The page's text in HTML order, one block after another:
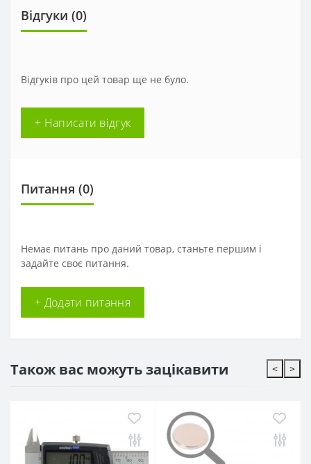
Відгуки (0)
Відгуків про цей товар ще не було.
+ Написати відгук
Питання (0)
Немає питань про даний товар, станьте першим і
задайте своє питання.
+ Додати питання
Також вас можуть зацікавити < >